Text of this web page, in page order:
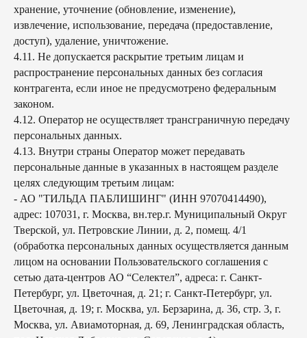
хранение, уточнение (обновление, изменение),
извлечение, использование, передача (предоставление,
доступ), удаление, уничтожение.
4.11. Не допускается раскрытие третьим лицам и
распространение персональных данных без согласия
контрагента, если иное не предусмотрено федеральным
законом.
4.12. Оператор не осуществляет трансграничную передачу
персональных данных.
4.13. Внутри страны Оператор может передавать
персональные данные в указанных в настоящем разделе
целях следующим третьим лицам:
- АО "ТИЛЬДА ПАБЛИШИНГ" (ИНН 97070414490),
адрес: 107031, г. Москва, вн.тер.г. Муниципальный Округ
Тверской, ул. Петровские Линии, д. 2, помещ. 4/1
(обработка персональных данных осуществляется данным
лицом на основании Пользовательского соглашения с
сетью дата-центров АО “Селектел”, адреса: г. Санкт-
Петербург, ул. Цветочная, д. 21; г. Санкт-Петербург, ул.
Цветочная, д. 19; г. Москва, ул. Берзарина, д. 36, стр. 3, г.
Москва, ул. Авиамоторная, д. 69, Ленинградская область,